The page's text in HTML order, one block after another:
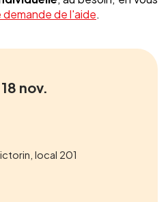
demande de l'aide.
nov.
local 201